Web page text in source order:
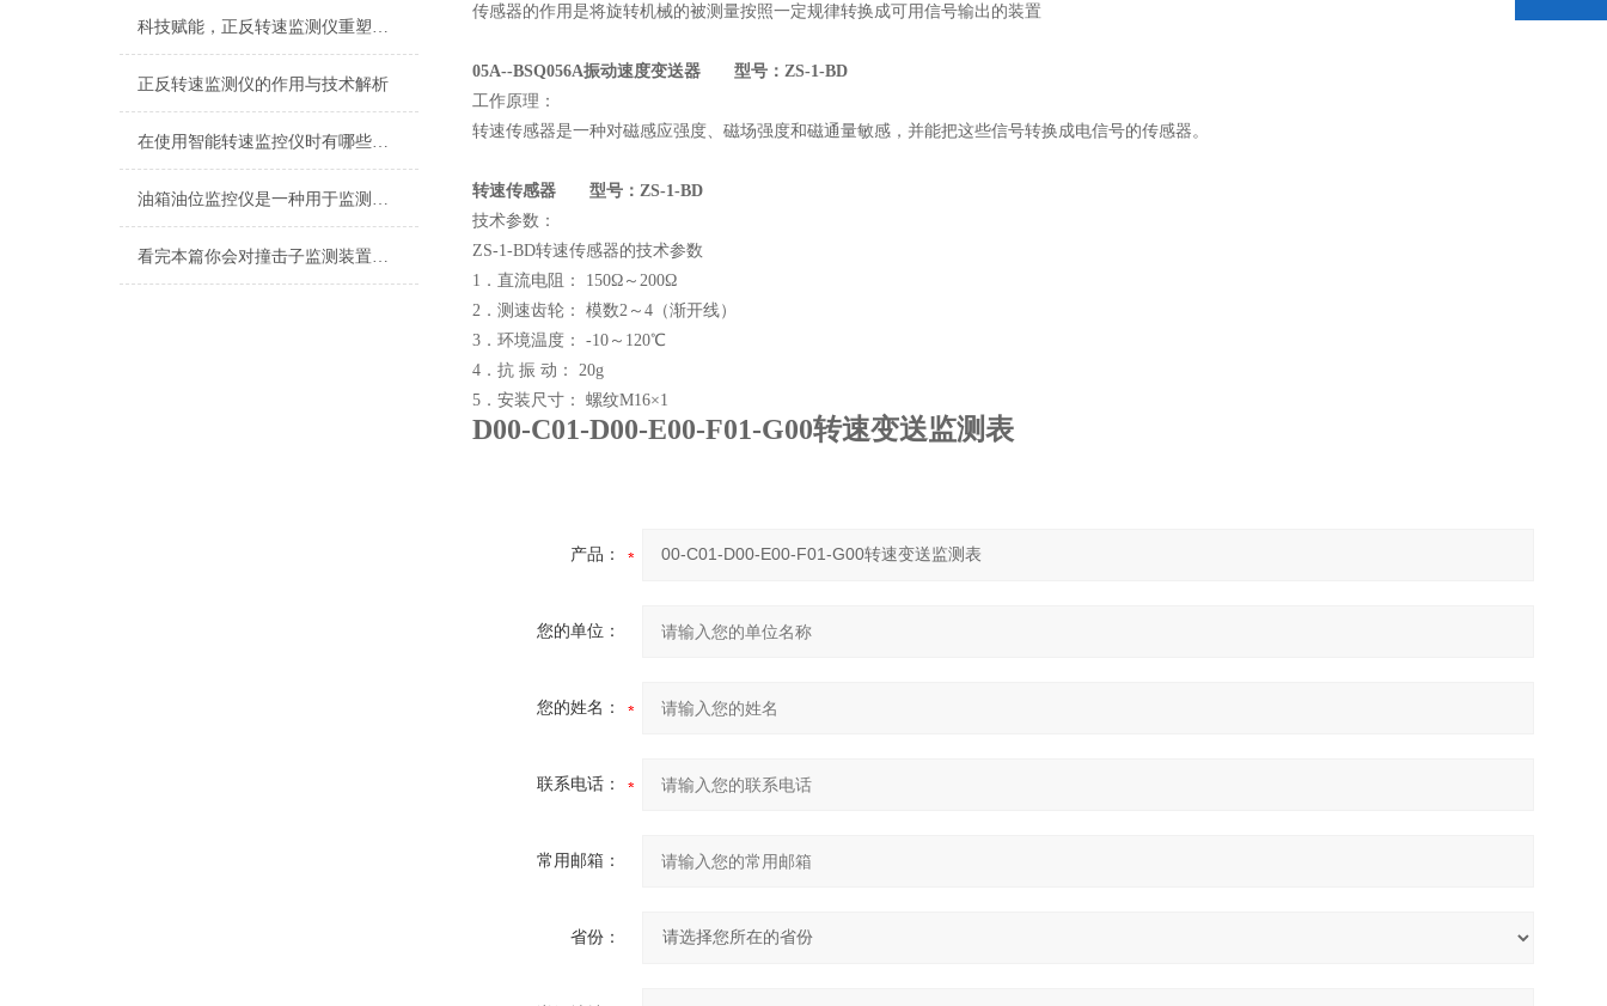
科技赋能，正反转速监测仪重塑旋转设备安全边界
正反转速监测仪的作用与技术解析
在使用智能转速监控仪时有哪些需要我们注意的呢
油箱油位监控仪是一种用于监测油箱内油位的设备
看完本篇你会对撞击子监测装置有更多了解
传感器的作用是将旋转机械的被测量按照一定规律转换成可用信号输出的装置
05A--BSQ056A振动速度变送器 型号：ZS-1-BD
工作原理：
转速传感器是一种对磁感应强度、磁场强度和磁通量敏感，并能把这些信号转换成电信号的传感器。
转速传感器 型号：ZS-1-BD
技术参数：
ZS-1-BD转速传感器的技术参数
1．直流电阻： 150Ω～200Ω
2．测速齿轮： 模数2～4（渐开线）
3．环境温度： -10～120℃
4．抗 振 动： 20g
5．安装尺寸： 螺纹M16×1
D00-C01-D00-E00-F01-G00转速变送监测表
产品：
您的单位：
您的姓名：
联系电话：
常用邮箱：
省份：